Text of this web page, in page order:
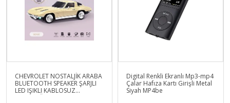
CHEVROLET NOSTALJİK ARABA
BLUETOOTH SPEAKER ŞARJLI
LED IŞIKLI KABLOSUZ
Digital Renkli Ekranlı Mp3-mp4
Çalar Hafıza Kartı Girişli Metal
Siyah MP4be